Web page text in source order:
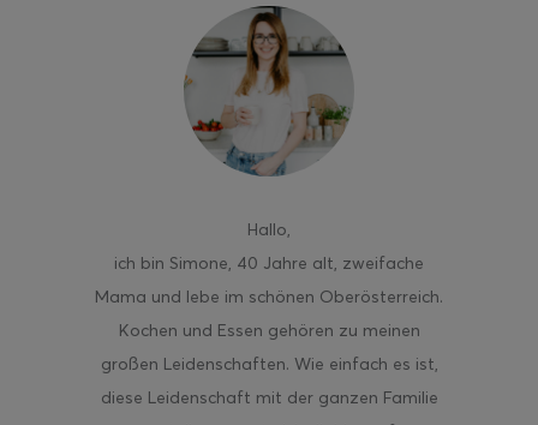
Hallo,
ich bin Simone, 40 Jahre alt, zweifache
Mama und lebe im schönen Oberösterreich.
Kochen und Essen gehören zu meinen
großen Leidenschaften. Wie einfach es ist,
diese Leidenschaft mit der ganzen Familie